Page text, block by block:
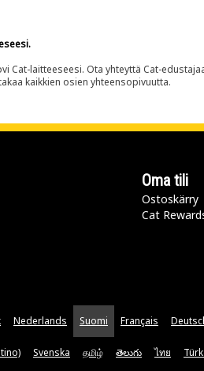
laitteeseesi. Ota yhteyttä Cat-
kaikkien osien yhteensopivuutta.
Oma tili
Ostoskärry
Cat
Nederlands Suomi Français
Svenska தமிழ் తెలుగు ไทย